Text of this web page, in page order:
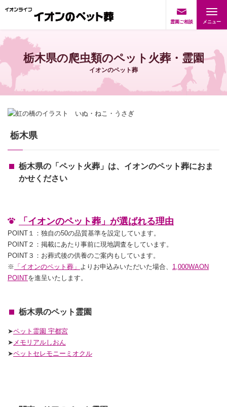
霊園ご相談
栃木県の爬虫類のペット火葬・霊園
イオンのペット葬
栃木県
栃木県の「ペット火葬」は、イオンのペット葬におま
かせください
「イオンのペット葬」が選ばれる理由
POINT１：独自の50の品質基準を設定しています。
POINT２：掲載にあたり事前に現地調査をしています。
POINT３：お葬式後の供養のご案内もしています。
※ 「イオンのペット葬」 よりお申込みいただいた場合、 1,000WAON
POINTを進呈いたします。
栃木県のペット霊園
➤ペット霊園 宇都宮
➤ メモリアルしおん
➤ペットセレモニーミオクル